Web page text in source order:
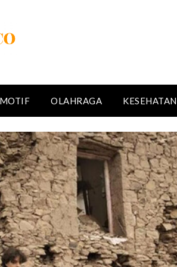
OLAHRAGA KESEHATAN